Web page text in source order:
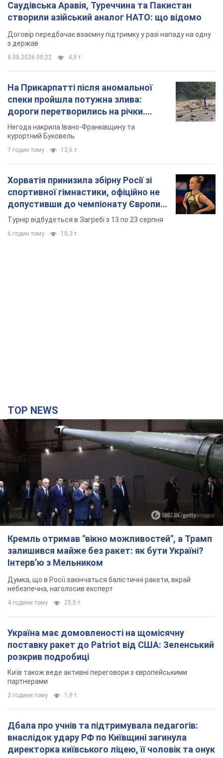
Саудівська Аравія, Туреччина та Пакистан
створили азійський аналог НАТО: що відомо
Договір передбачає взаємну підтримку у разі нападу на одну
з держав
8.08.2026 00:22 4,9 т.
На Прикарпатті після аномальної
спеки пройшла потужна злива:
дороги перетворились на річки.
Відео
Негода накрила Івано-Франківщину та
курортний Буковель
7 годин тому 13,6 т.
Хорватія принизила збірну Росії зі
спортивної гімнастики, офіційно не
допустивши до чемпіонату Європи
основних спортсменів
Турнір відбудеться в Загребі з 13 по 23 серпня
6 годин тому 10,3 т.
TOP NEWS
Кремль отримав "вікно можливостей", а Трамп
залишився майже без ракет: як бути Україні?
Інтерв’ю з Мельником
Думка, що в Росії закінчаться балістичні ракети, вкрай
небезпечна, наголосив експерт
4 години тому 25,5 т.
Україна має домовленості на щомісячну
поставку ракет до Patriot від США: Зеленський
розкрив подробиці
Київ також веде активні переговори з європейськими
партнерами
2 години тому 1,9 т.
Дбала про учнів та підтримувала педагогів:
внаслідок удару РФ по Київщині загинула
директорка київського ліцею, її чоловік та онук